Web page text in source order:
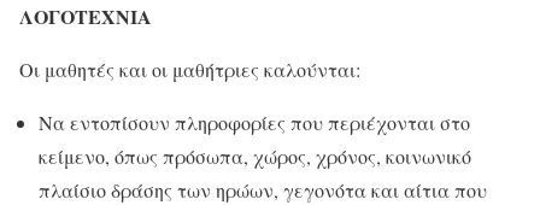
ΛΟΓΟΤΕΧΝΙΑ
Οι μαθητές και οι μαθήτριες καλούνται:
Να εντοπίσουν πληροφορίες που περιέχονται στο
κείμενο, όπως πρόσωπα, χώρος, χρόνος, κοινωνικό
πλαίσιο δράσης των ηρώων, γεγονότα και αίτια που